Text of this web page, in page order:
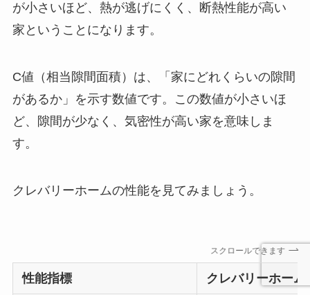
が小さいほど、熱が逃げにくく、断熱性能が高い
家ということになります。
C値（相当隙間面積）は、「家にどれくらいの隙間
があるか」を示す数値です。この数値が小さいほ
ど、隙間が少なく、気密性が高い家を意味しま
す。
クレバリーホームの性能を見てみましょう。
スクロールできます
性能指標 クレバリーホーム